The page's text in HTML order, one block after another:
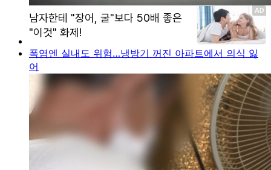
폭염엔 실내도 위험…냉방기 꺼진 아파트에서 의식 잃
어